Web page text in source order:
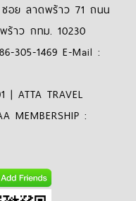
อย ลาดพร้าว 71 ถนน
ร้าว กทม. 10230
305-1469 E-Mail :
| ATTA TRAVEL
MEMBERSHIP :